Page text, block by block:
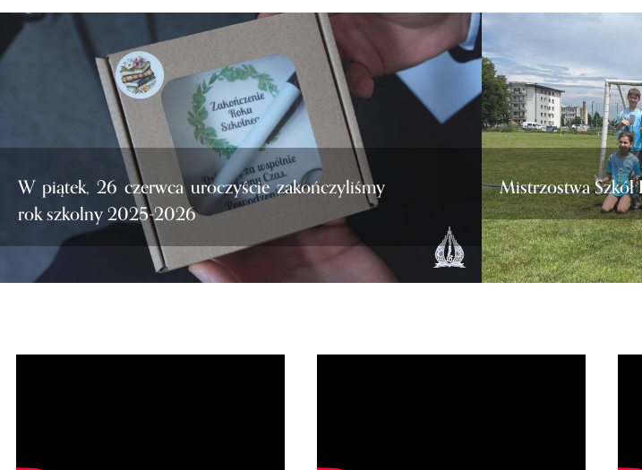
W piątek, 26 czerwca uroczyście zakończyliśmy
rok szkolny 2025-2026
Mistrzostwa